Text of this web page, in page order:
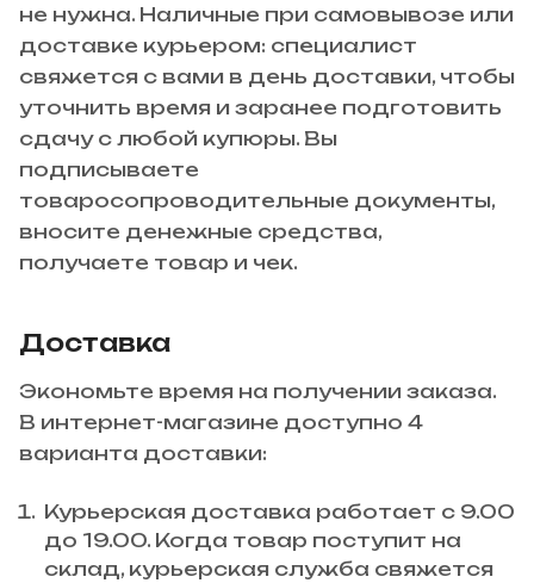
не нужна. Наличные при самовывозе или
доставке курьером: специалист
свяжется с вами в день доставки, чтобы
уточнить время и заранее подготовить
сдачу с любой купюры. Вы
подписываете
товаросопроводительные документы,
вносите денежные средства,
получаете товар и чек.
Доставка
Экономьте время на получении заказа.
В интернет-магазине доступно 4
варианта доставки:
Курьерская доставка работает с 9.00
до 19.00. Когда товар поступит на
склад, курьерская служба свяжется